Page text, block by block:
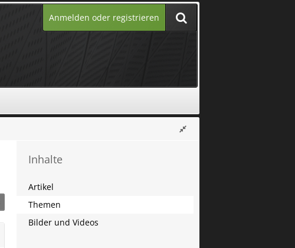
Anmelden oder registrieren
Inhalte
Artikel
Themen
Bilder und Videos